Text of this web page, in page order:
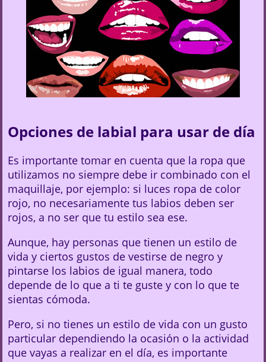
Opciones de labial para usar de día
Es importante tomar en cuenta que la ropa que
utilizamos no siempre debe ir combinado con el
maquillaje, por ejemplo: si luces ropa de color
rojo, no necesariamente tus labios deben ser
rojos, a no ser que tu estilo sea ese.
Aunque, hay personas que tienen un estilo de
vida y ciertos gustos de vestirse de negro y
pintarse los labios de igual manera, todo
depende de lo que a ti te guste y con lo que te
sientas cómoda.
Pero, si no tienes un estilo de vida con un gusto
particular dependiendo la ocasión o la actividad
que vayas a realizar en el día, es importante